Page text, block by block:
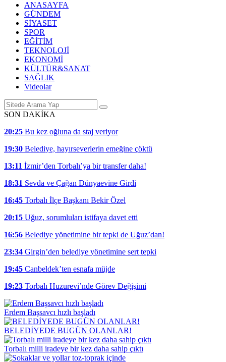
ANASAYFA
GÜNDEM
SİYASET
SPOR
EĞİTİM
TEKNOLOJİ
EKONOMİ
KÜLTÜR&SANAT
SAĞLIK
Videolar
SON DAKİKA
20:25 Bu kez oğluna da staj veriyor
19:30 Belediye, hayırseverlerin emeğine çöktü
13:11 İzmir’den Torbalı’ya bir transfer daha!
18:31 Sevda ve Çağan Dünyaevine Girdi
16:45 Torbalı İlçe Başkanı Bekir Özel
20:15 Uğuz, sorumluları istifaya davet etti
16:56 Belediye yönetimine bir tepki de Uğuz’dan!
23:34 Girgin’den belediye yönetimine sert tepki
19:45 Canbeldek’ten esnafa müjde
19:23 Torbalı Huzurevi’nde Görev Değişimi
Erdem Başsavcı hızlı başladı
BELEDİYEDE BUGÜN OLANLAR!
Torbalı milli iradeye bir kez daha sahip çıktı